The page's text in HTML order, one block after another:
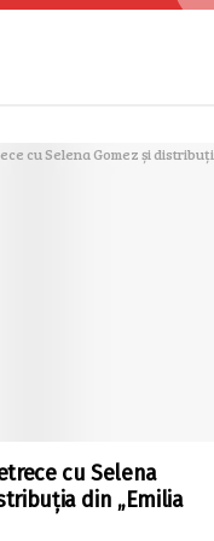
cu Selena
din „Emilia